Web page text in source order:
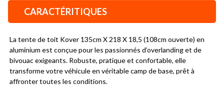
CARACTÉRITIQUES
La tente de toit Kover 135cm X 218 X 18,5 (108cm ouverte) en
aluminium est conçue pour les passionnés d’overlanding et de
bivouac exigeants. Robuste, pratique et confortable, elle
transforme votre véhicule en véritable camp de base, prêt à
affronter toutes les conditions.